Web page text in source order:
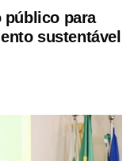
público para
sustentável